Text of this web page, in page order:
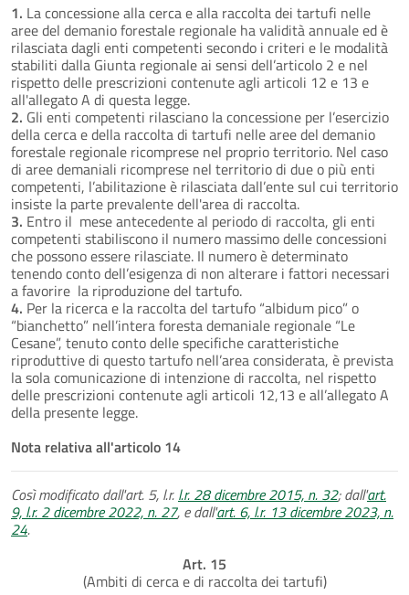
1. La concessione alla cerca e alla raccolta dei tartufi nelle
aree del demanio forestale regionale ha validità annuale ed è
rilasciata dagli enti competenti secondo i criteri e le modalità
stabiliti dalla Giunta regionale ai sensi dell’articolo 2 e nel
rispetto delle prescrizioni contenute agli articoli 12 e 13 e
all'allegato A di questa legge.
2. Gli enti competenti rilasciano la concessione per l’esercizio
della cerca e della raccolta di tartufi nelle aree del demanio
forestale regionale ricomprese nel proprio territorio. Nel caso
di aree demaniali ricomprese nel territorio di due o più enti
competenti, l’abilitazione è rilasciata dall’ente sul cui territorio
insiste la parte prevalente dell'area di raccolta.
3. Entro il mese antecedente al periodo di raccolta, gli enti
competenti stabiliscono il numero massimo delle concessioni
che possono essere rilasciate. Il numero è determinato
tenendo conto dell’esigenza di non alterare i fattori necessari
a favorire la riproduzione del tartufo.
4. Per la ricerca e la raccolta del tartufo “albidum pico” o
“bianchetto” nell’intera foresta demaniale regionale “Le
Cesane”, tenuto conto delle specifiche caratteristiche
riproduttive di questo tartufo nell’area considerata, è prevista
la sola comunicazione di intenzione di raccolta, nel rispetto
delle prescrizioni contenute agli articoli 12,13 e all’allegato A
della presente legge.
Nota relativa all'articolo 14
Così modificato dall'art. 5, l.r. l.r. 28 dicembre 2015, n. 32; dall'art.
9, l.r. 2 dicembre 2022, n. 27, e dall'art. 6, l.r. 13 dicembre 2023, n.
24.
Art. 15
(Ambiti di cerca e di raccolta dei tartufi)